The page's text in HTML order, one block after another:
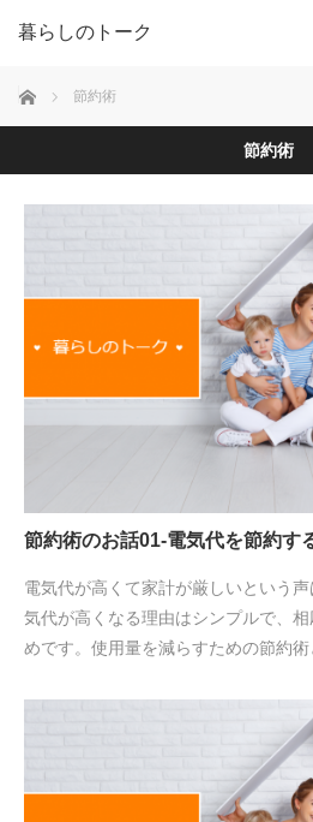
暮らしのトーク
ホーム 節約術
節約術
節約術のお話01-電気代を節約す
電気代が高くて家計が厳しいという
気代が高くなる理由はシンプルで、
めです。使用量を減らすための節約術